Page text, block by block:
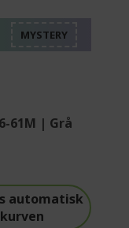
61M | Grå
automatisk